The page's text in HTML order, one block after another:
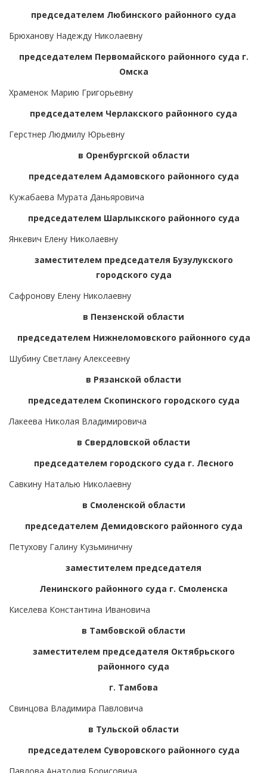
председателем Любинского районного суда
Брюханову Надежду Николаевну
председателем Первомайского районного суда г.
Омска
Храменок Марию Григорьевну
председателем Черлакского районного суда
Герстнер Людмилу Юрьевну
в Оренбургской области
председателем Адамовского районного суда
Кужабаева Мурата Даньяровича
председателем Шарлыкского районного суда
Янкевич Елену Николаевну
заместителем председателя Бузулукского
городского суда
Сафронову Елену Николаевну
в Пензенской области
председателем Нижнеломовского районного суда
Шубину Светлану Алексеевну
в Рязанской области
председателем Скопинского городского суда
Лакеева Николая Владимировича
в Свердловской области
председателем городского суда г. Лесного
Савкину Наталью Николаевну
в Смоленской области
председателем Демидовского районного суда
Петухову Галину Кузьминичну
заместителем председателя
Ленинского районного суда г. Смоленска
Киселева Константина Ивановича
в Тамбовской области
заместителем председателя Октябрьского
районного суда
г. Тамбова
Свинцова Владимира Павловича
в Тульской области
председателем Суворовского районного суда